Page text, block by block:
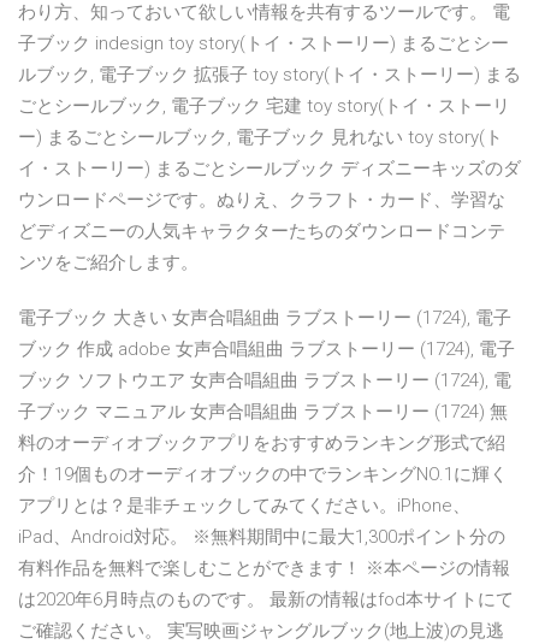
わり方、知っておいて欲しい情報を共有するツールです。 電
子ブック indesign toy story(トイ・ストーリー) まるごとシー
ルブック, 電子ブック 拡張子 toy story(トイ・ストーリー) まる
ごとシールブック, 電子ブック 宅建 toy story(トイ・ストーリ
ー) まるごとシールブック, 電子ブック 見れない toy story(ト
イ・ストーリー) まるごとシールブック ディズニーキッズのダ
ウンロードページです。ぬりえ、クラフト・カード、学習な
どディズニーの人気キャラクターたちのダウンロードコンテ
ンツをご紹介します。
電子ブック 大きい 女声合唱組曲 ラブストーリー (1724), 電子
ブック 作成 adobe 女声合唱組曲 ラブストーリー (1724), 電子
ブック ソフトウエア 女声合唱組曲 ラブストーリー (1724), 電
子ブック マニュアル 女声合唱組曲 ラブストーリー (1724) 無
料のオーディオブックアプリをおすすめランキング形式で紹
介！19個ものオーディオブックの中でランキングNO.1に輝く
アプリとは？是非チェックしてみてください。iPhone、
iPad、Android対応。 ※無料期間中に最大1,300ポイント分の
有料作品を無料で楽しむことができます！ ※本ページの情報
は2020年6月時点のものです。 最新の情報はfod本サイトにて
ご確認ください。 実写映画ジャングルブック(地上波)の見逃